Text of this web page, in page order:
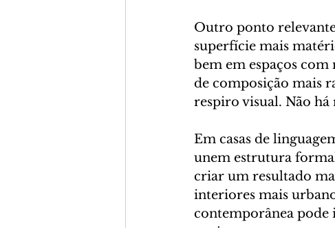
Outro ponto
superfície mais
bem em espaços
de composição mais
respiro visual. Não
Em casas de
unem estrutura
criar um resultado
interiores mais
contemporânea